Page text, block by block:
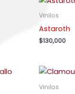
Vinilos
Astaroth
$130,000
Vinilos